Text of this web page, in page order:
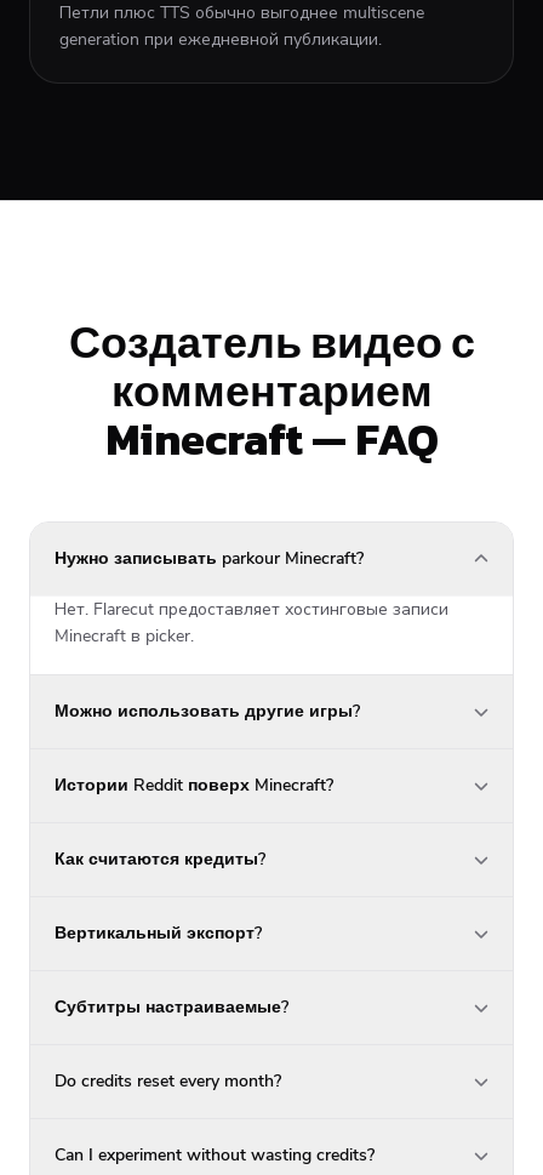
Петли плюс TTS обычно выгоднее multiscene
generation при ежедневной публикации.
Создатель видео с
комментарием
Minecraft — FAQ
Нужно записывать parkour Minecraft?
Нет. Flarecut предоставляет хостинговые записи
Minecraft в picker.
Можно использовать другие игры?
Истории Reddit поверх Minecraft?
Как считаются кредиты?
Вертикальный экспорт?
Субтитры настраиваемые?
Do credits reset every month?
Can I experiment without wasting credits?